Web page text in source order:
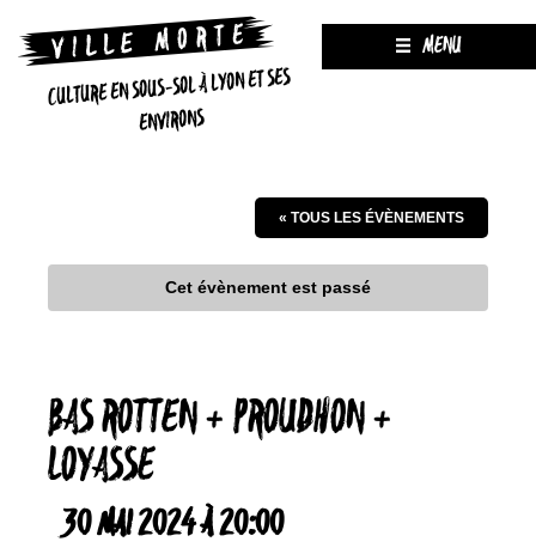
CULTURE EN SOUS-SOL À LYON ET SES
ENVIRONS
MENU
« TOUS LES ÉVÈNEMENTS
Cet évènement est passé
BAS ROTTEN + PROUDHON +
LOYASSE
30 MAI 2024 À 20:00